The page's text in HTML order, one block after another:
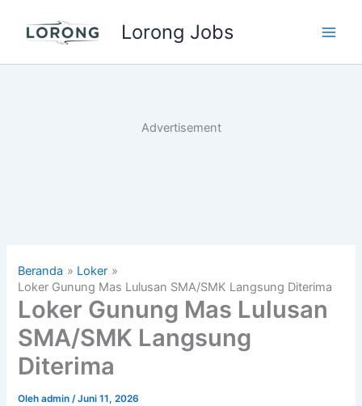
Lorong Jobs
Advertisement
Beranda
Loker
Loker Gunung Mas Lulusan SMA/SMK Langsung Diterima
Loker Gunung Mas Lulusan
SMA/SMK Langsung
Diterima
Olehadmin/Juni 11, 2026